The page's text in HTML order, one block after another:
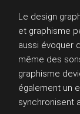
Le design
et graphisme
aussi évoquer
même des
graphisme
également un
synchronisent